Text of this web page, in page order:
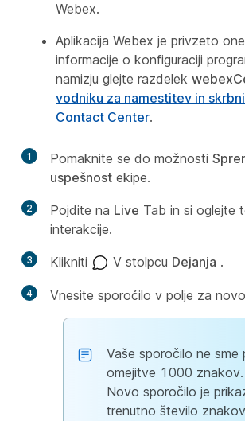
Webex.
Aplikacija Webex je privzeto
informacije o konfiguraciji
namizju glejte razdelek
vodniku za namestitev in
Contact Center.
1 Pomaknite se do možnosti
uspešnost ekipe.
2 Pojdite na Live Tab in si oglejte
interakcije.
3 Klikniti V stolpcu Dejanja .
4 Vnesite sporočilo v polje za
Vaše sporočilo ne sme
omejitve 1000 znakov.
Novo sporočilo je
trenutno število